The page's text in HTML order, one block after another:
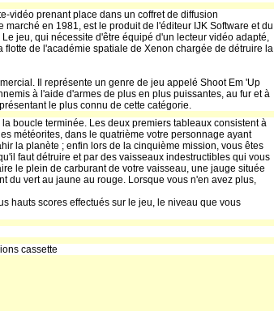
vidéo prenant place dans un coffret de diffusion
en 1981, est le produit de l'éditeur IJK Software et du
jeu, qui nécessite d'être équipé d'un lecteur vidéo adapté,
de l'académie spatiale de Xenon chargée de détruire la
Il représente un genre de jeu appelé Shoot Em 'Up
à l'aide d'armes de plus en plus puissantes, au fur et à
le plus connu de cette catégorie.
boucle terminée. Les deux premiers tableaux consistent à
météorites, dans le quatrième votre personnage ayant
la planète ; enfin lors de la cinquième mission, vous êtes
faut détruire et par des vaisseaux indestructibles qui vous
le plein de carburant de votre vaisseau, une jauge située
du vert au jaune au rouge. Lorsque vous n'en avez plus,
hauts scores effectués sur le jeu, le niveau que vous
cassette